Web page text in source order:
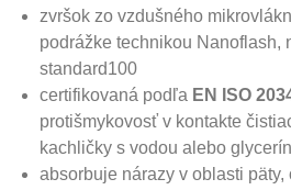
zvršok zo vzdušného
podrážke technikou Nanoflash,
standard100
certifikovaná podľa EN ISO
protišmykovosť v kontakte
kachličky s vodou alebo
absorbuje nárazy v oblasti päty,